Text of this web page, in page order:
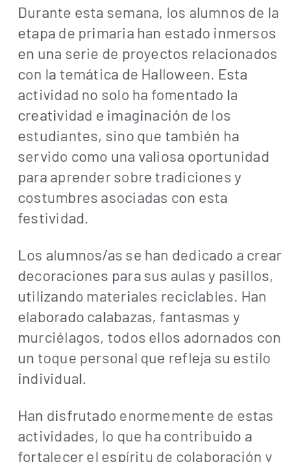
Durante esta semana, los alumnos de la
etapa de primaria han estado inmersos
en una serie de proyectos relacionados
con la temática de Halloween. Esta
actividad no solo ha fomentado la
creatividad e imaginación de los
estudiantes, sino que también ha
servido como una valiosa oportunidad
para aprender sobre tradiciones y
costumbres asociadas con esta
festividad.
Los alumnos/as se han dedicado a crear
decoraciones para sus aulas y pasillos,
utilizando materiales reciclables. Han
elaborado calabazas, fantasmas y
murciélagos, todos ellos adornados con
un toque personal que refleja su estilo
individual.
Han disfrutado enormemente de estas
actividades, lo que ha contribuido a
fortalecer el espíritu de colaboración y